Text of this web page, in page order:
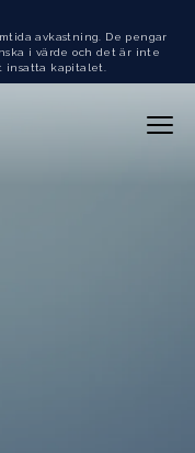
avkastning. De pengar
i värde och det är inte
kapitalet.